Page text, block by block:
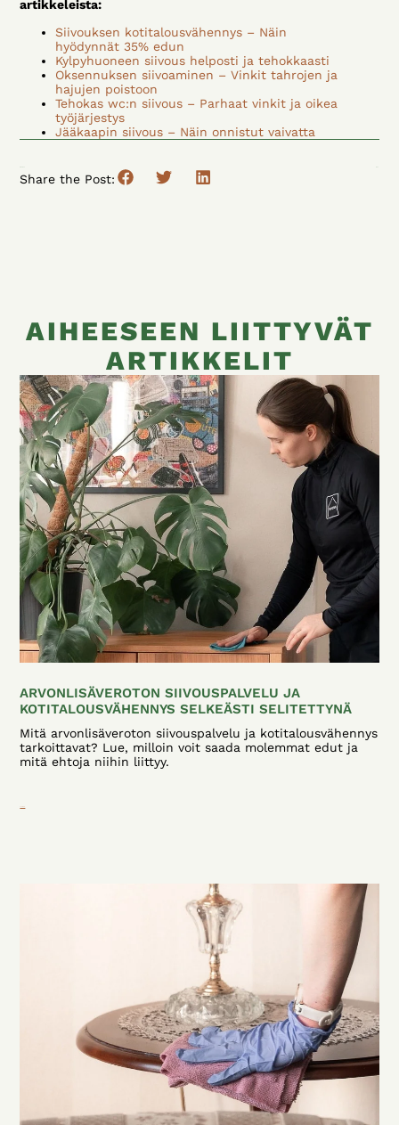
artikkeleista:
Siivouksen kotitalousvähennys – Näin
hyödynnät 35% edun
Kylpyhuoneen siivous helposti ja tehokkaasti
Oksennuksen siivoaminen – Vinkit tahrojen ja
hajujen poistoon
Tehokas wc:n siivous – Parhaat vinkit ja oikea
työjärjestys
Jääkaapin siivous – Näin onnistut vaivatta
Share the Post:
AIHEESEEN LIITTYVÄT
ARTIKKELIT
ARVONLISÄVEROTON SIIVOUSPALVELU JA
KOTITALOUSVÄHENNYS SELKEÄSTI SELITETTYNÄ
Mitä arvonlisäveroton siivouspalvelu ja kotitalousvähennys
tarkoittavat? Lue, milloin voit saada molemmat edut ja
mitä ehtoja niihin liittyy.